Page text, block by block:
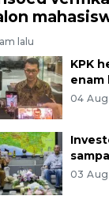
lalu
KPK
enam
04
03